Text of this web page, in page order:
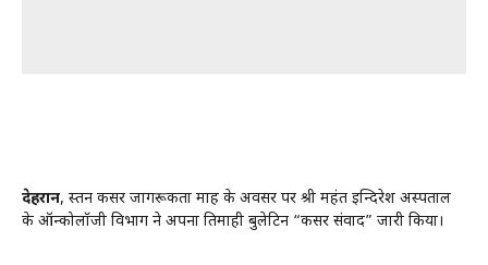
देहरादून, स्तन कैंसर जागरूकता माह के अवसर पर श्री महंत इन्दिरेश अस्पताल
के ऑन्कोलॉजी विभाग ने अपना तिमाही बुलेटिन “कैंसर संवाद” जारी किया।